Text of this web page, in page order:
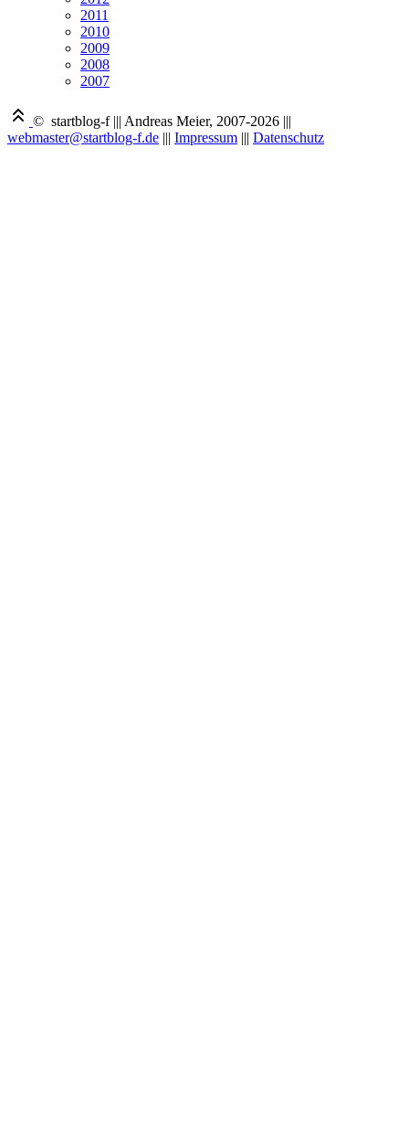
2011
2010
2009
2008
2007
© startblog-f ||| Andreas Meier, 2007-2026 |||
webmaster@startblog-f.de ||| Impressum ||| Datenschutz